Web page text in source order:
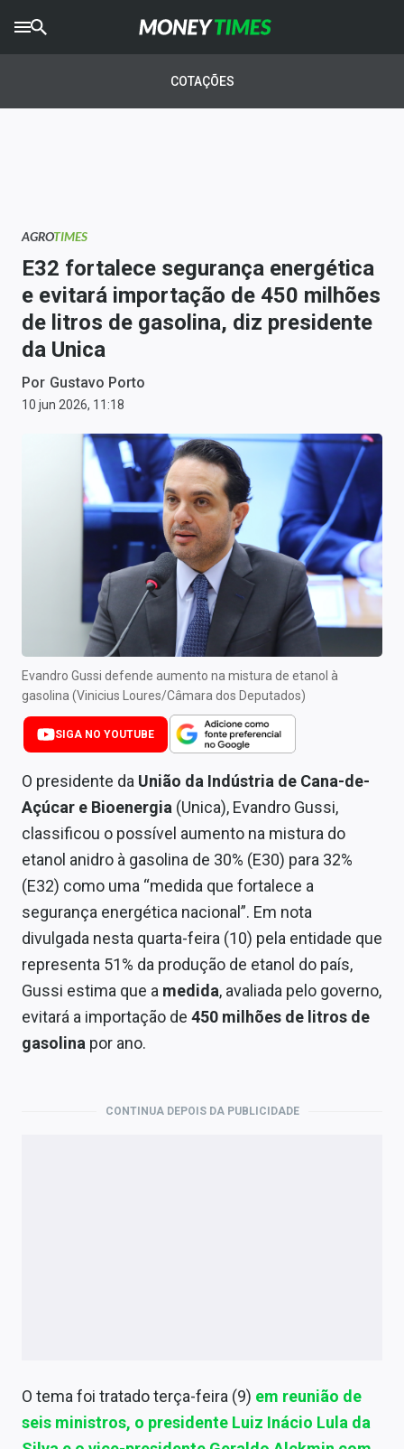
AGROTIMES
Newsletters
Money Trader
Anuncie
Últimas Notícias
Newsletters
Comprar ou vender?
Carteiras Recomendadas
Central de Dividendos
Central de Fundos Imobiliários
Central dos IPOs
Renda Fixa
Finanças Pessoais
Mercados
Economia
Empresas
Brasil
Política
Colunas
Especiais
Internacional
COTAÇÕES
AGROTIMES
E32 fortalece segurança energética
e evitará importação de 450 milhões
de litros de gasolina, diz presidente
da Unica
Por Gustavo Porto
10 jun 2026, 11:18
Evandro Gussi defende aumento na mistura de etanol à
gasolina (Vinicius Loures/Câmara dos Deputados)
SIGA NO YOUTUBE
O presidente da União da Indústria de Cana-de-
Açúcar e Bioenergia (Unica), Evandro Gussi,
classificou o possível aumento na mistura do
etanol anidro à gasolina de 30% (E30) para 32%
(E32) como uma “medida que fortalece a
segurança energética nacional”. Em nota
divulgada nesta quarta-feira (10) pela entidade que
representa 51% da produção de etanol do país,
Gussi estima que a medida, avaliada pelo governo,
evitará a importação de 450 milhões de litros de
gasolina por ano.
CONTINUA DEPOIS DA PUBLICIDADE
O tema foi tratado terça-feira (9) em reunião de
seis ministros, o presidente Luiz Inácio Lula da